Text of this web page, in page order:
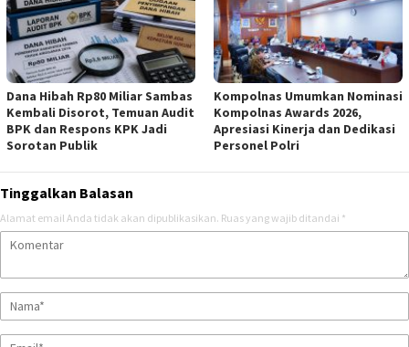
Dana Hibah Rp80 Miliar Sambas
Kembali Disorot, Temuan Audit
BPK dan Respons KPK Jadi
Sorotan Publik
Kompolnas Umumkan Nominasi
Kompolnas Awards 2026,
Apresiasi Kinerja dan Dedikasi
Personel Polri
Tinggalkan Balasan
Alamat email Anda tidak akan dipublikasikan. Ruas yang wajib ditandai *